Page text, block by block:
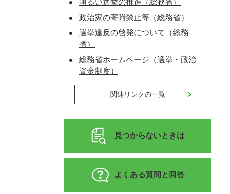
明るい選挙の推進（総務省）
政治家の寄附禁止等（総務省）
選挙違反の啓発について（総務
省）
総務省ホームページ（選挙・政治
資金制度）
関連リンクの一覧
見つからないときは
よくある質問と回答